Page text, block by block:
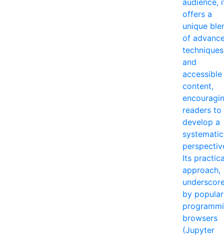
offers a
unique
of
techniques
and
accessible
content,
readers to
develop a
systematic
Its
approach,
by popular
browsers
(Jupyter